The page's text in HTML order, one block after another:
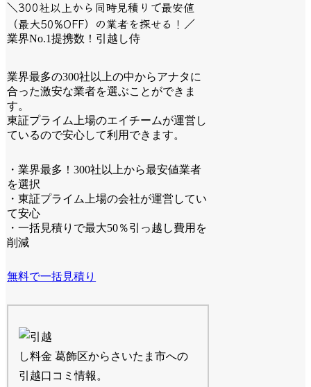
＼300社以上から同時見積りで最安値
（最大50%OFF）の業者を探せる！／
業界No.1提携数！引越し侍
業界最多の300社以上の中からアナタに
合った激安な業者を選ぶことができま
す。
東証プライム上場のエイチームが運営し
ているので安心して利用できます。
・業界最多！300社以上から最安値業者
を選択
・東証プライム上場の会社が運営してい
て安心
・一括見積りで最大50％引っ越し費用を
削減
無料で一括見積り
葛飾区からさいたま市への
引越口コミ情報。